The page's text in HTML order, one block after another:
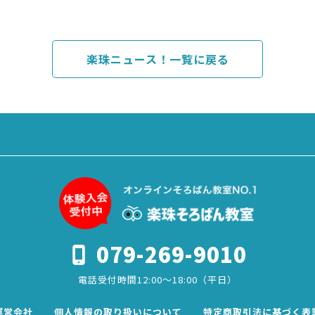
楽珠ニュース！一覧に戻る
079-269-9010
電話受付時間12:00～18:00（平日）
営会社 個人情報の取り扱いについて 特定商取引法に基づく表